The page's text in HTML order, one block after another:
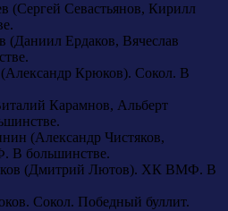
(Сергей Севастьянов, Кирилл
(Даниил Ердаков, Вячеслав
Крюков). Сокол. В
Карамнов, Альберт
(Александр Чистяков,
большинстве.
(Дмитрий Лютов). ХК ВМФ. В
Сокол. Победный буллит.